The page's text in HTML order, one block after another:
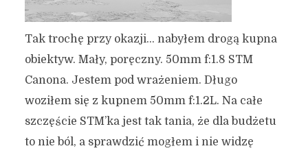
Tak trochę przy okazji… nabyłem drogą kupna
obiektyw. Mały, poręczny. 50mm f:1.8 STM
Canona. Jestem pod wrażeniem. Długo
woziłem się z kupnem 50mm f:1.2L. Na całe
szczęście STM’ka jest tak tania, że dla budżetu
to nie ból, a sprawdzić mogłem i nie widzę